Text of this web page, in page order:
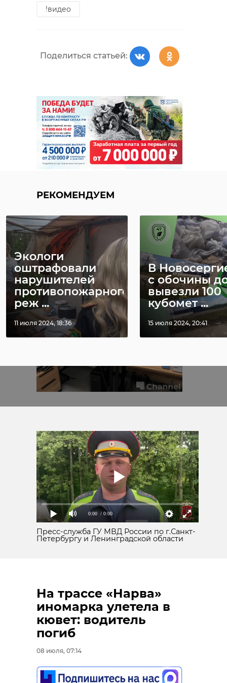
!видео
Поделиться статьей:
РЕКОМЕНДУЕМ
Экологи
оштрафовали
нарушителей
противопожарного
реж ...
11 июля 2024, 18:36
В
с обочины
вывезли 100
кубомет ...
15 июля 2024, 20:41
0:00 / 0:00
Пресс-служба ГУ МВД России по г.Санкт-
Петербургу и Ленинградской области
На трассе «Нарва»
иномарка улетела в
кювет: водитель
погиб
08 июля, 07:14
Фото: 47 канал
александр дрозденко
Поделиться статьей:
Жители Мги
попросили
губернатора
помочь с
обустройст ...
03 августа, 16:59
Дрозденко
03 августа, 18:03
Комитета правопорядка и
александр дрозденко
ЛенВО Ярослав Серов
Поделиться статьей: